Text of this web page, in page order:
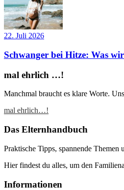
22. Juli 2026
Schwanger bei Hitze: Was
mal ehrlich …!
Manchmal braucht es klare Worte.
mal ehrlich…!
Das Elternhandbuch
Praktische Tipps, spannende
Hier findest du alles, um den
Informationen